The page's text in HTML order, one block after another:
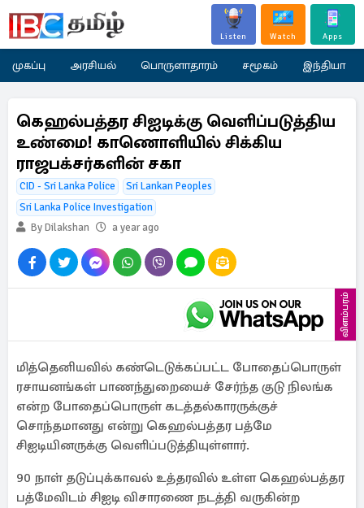
Listen Watch Apps
முகப்பு அரசியல் பொருளாதாரம் சமூகம் இந்தியா
கெஹல்பத்தர சிஐடிக்கு வெளிப்படுத்திய
உண்மை! காணொளியில் சிக்கிய
ராஜபக்சர்களின் சகா
CID - Sri Lanka Police
Sri Lankan Peoples
Sri Lanka Police Investigation
By Dilakshan
a year ago
விளம்பரம்
மித்தெனியவில் கண்டெடுக்கப்பட்ட போதைப்பொருள்
ரசாயனங்கள் பாணந்துறையைச் சேர்ந்த குடு நிலங்க
என்ற போதைப்பொருள் கடத்தல்காரருக்குச்
சொந்தமானது என்று கெஹல்பத்தர பத்மே
சிஐடியினருக்கு வெளிப்படுத்தியுள்ளார்.
90 நாள் தடுப்புக்காவல் உத்தரவில் உள்ள கெஹல்பத்தர
பத்மேவிடம் சிஐடி விசாரணை நடத்தி வருகின்ற